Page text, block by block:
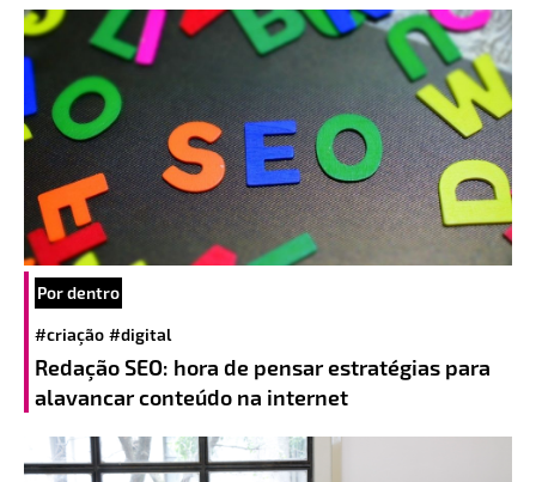
Por dentro
#criação #digital
Redação SEO: hora de pensar estratégias para
alavancar conteúdo na internet